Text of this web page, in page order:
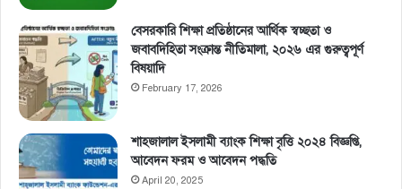
বেসরকারি শিক্ষা প্রতিষ্ঠানের আর্থিক স্বচ্ছতা ও
জবাবদিহিতা সংক্রান্ত নীতিমালা, ২০২৬ এর গুরুত্বপূর্ণ
বিষয়াদি
February 17, 2026
শাহজালাল ইসলামী ব্যাংক শিক্ষা বৃত্তি ২০২৪ বিজ্ঞপ্তি,
আবেদন ফরম ও আবেদন পদ্ধতি
April 20, 2025